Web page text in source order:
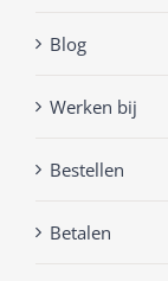
Blog
Werken bij
Bestellen
Betalen